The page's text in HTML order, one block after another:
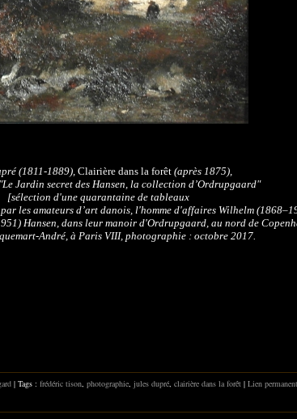
(1811-1889), Clairière dans la forêt (après 1875),
Jardin secret des Hansen, la collection d’Ordrupgaard"
[sélection d'une quarantaine de tableaux
les amateurs d’art danois, l'homme d'affaires Wilhelm
Hansen, dans leur manoir d'Ordrupgaard, au nord de
André, à Paris VIII, photographie : octobre 2017.
| Tags : frédéric tison photographie jules dupré clairière dans la forêt | Lien permanent